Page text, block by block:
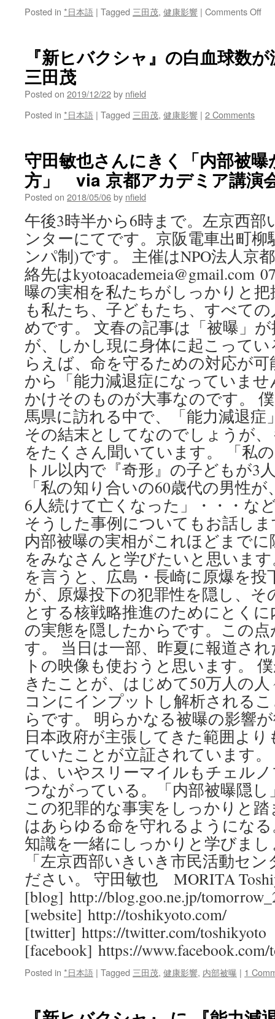
Posted in *日本語 | Tagged 三田茂, 健康影響 | Comments Offon
山
市
表
via
三
『新ヒバクシャ』の白血球数
三田茂
Posted on 2019/12/22by nfield
Posted in *日本語 | Tagged 三田茂, 健康影響 | 2 Comments
守田敏也さんにきく「内部被
方」 via 京都アカデミア講演
Posted on 2018/05/06by nfield
午後3時半から6時まで。左京西
ンターにてです。京阪電車出町柳
ンパ制)です。 主催はNPO法人
絡先はkyotoacademeia@gmail.com
曝の実相を私たちがしっかりと
も私たち、子どもたち、すべて
めです。 文春の記事は「被曝」
が、しかし現に身体に起こって
らえば、命を守るための対応が
から「能力減退症になっていま
かけそのものが大事なのです。
馬県に訪れる中で、「能力減退
その結末としてなのでしょうが
をたくさん聞いています。 「私
トル以内で『奇形』の子どもが3
「私の知り合いの60歳代の男性
6人続けて亡くなった」・・・な
そうした事例についてもお話し
内部被曝の実相がこれほどまで
をみなさんと学びたいと思いま
を言うと、広島・長崎に原爆を
が、原爆投下の犯罪性を隠し、そ
とする核戦略推進のためにとく
の実態を隠したからです。この
す。 当日は一部、昨夏に報道さ
トの映像も使おうと思います。
きたことが、はじめて50万人の
コンにインプットし解析される
らです。 明らかなる被曝の影響
日本政府が主張してきた範囲よ
ていたことが立証されています
は、いやスリーマイルもチェル
つながっている。「内部被曝隠
この犯罪的な事実をしっかりと
はあらゆる命を守れるようにな
知識を一緒にしっかりと学びま
「左京西部いきいき市民活動セ
ださい。 守田敏也 MORITA
[blog] http://blog.goo.ne.jp/
[website] http://toshikyoto.com/
[twitter] https://twitter.com/toshikyoto
[facebook] https://
Posted in *日本語 | Tagged 三田茂, 健康影響, 内部被曝 | 1